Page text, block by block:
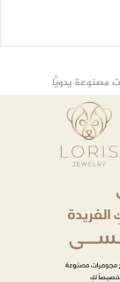
مصنوعة يدويًّا